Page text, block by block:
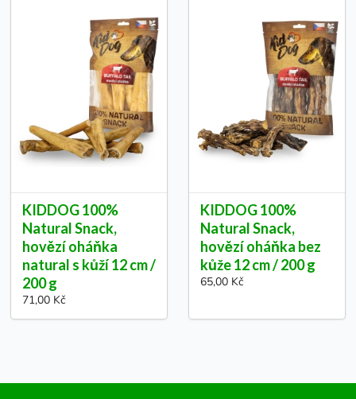
KIDDOG 100%
Natural Snack,
hovězí oháňka
natural s kůží 12 cm /
200 g
71,00 Kč
KIDDOG 100%
Natural Snack,
hovězí oháňka bez
kůže 12 cm / 200 g
65,00 Kč